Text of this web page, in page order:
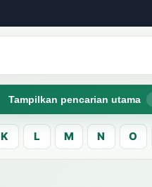
Tampilkan pencarian utama
K L M N O